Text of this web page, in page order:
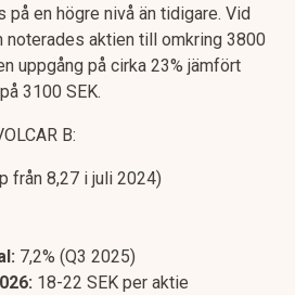
en högre nivå än tidigare. Vid
noterades aktien till omkring 3800
uppgång på cirka 23% jämfört
3100 SEK.
B:
från 8,27 i juli 2024)
7,2% (Q3 2025)
18-22 SEK per aktie